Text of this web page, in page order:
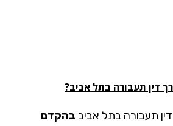
תעבורה בתל אביב?
בתל אביבבהקדם